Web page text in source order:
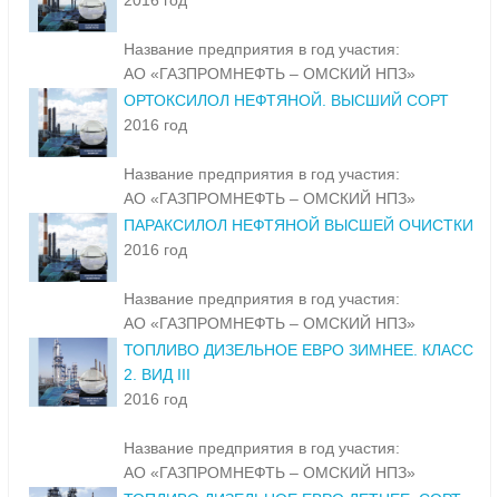
БЕНЗОЛ НЕФТЯНОЙ ВЫСШЕЙ ОЧИСТКИ
Название предприятия в год участия:
АО «ГАЗПРОМНЕФТЬ – ОМСКИЙ НПЗ»
ОРТОКСИЛОЛ НЕФТЯНОЙ. ВЫСШИЙ СОРТ
Название предприятия в год участия:
АО «ГАЗПРОМНЕФТЬ – ОМСКИЙ НПЗ»
ПАРАКСИЛОЛ НЕФТЯНОЙ ВЫСШЕЙ ОЧИСТКИ
Название предприятия в год участия:
АО «ГАЗПРОМНЕФТЬ – ОМСКИЙ НПЗ»
ТОПЛИВО ДИЗЕЛЬНОЕ ЕВРО ЗИМНЕЕ. КЛАСС
2. ВИД III
Название предприятия в год участия: